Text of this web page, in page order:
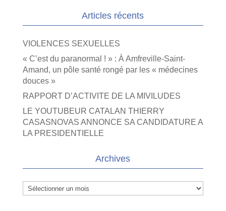
Articles récents
VIOLENCES SEXUELLES
« C’est du paranormal ! » : À Amfreville-Saint-
Amand, un pôle santé rongé par les « médecines
douces »
RAPPORT D’ACTIVITE DE LA MIVILUDES
LE YOUTUBEUR CATALAN THIERRY
CASASNOVAS ANNONCE SA CANDIDATURE A
LA PRESIDENTIELLE
Archives
Archives